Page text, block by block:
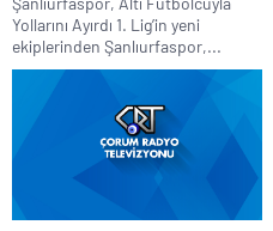
Yollarını Ayırdı 1. Lig’in yeni
ekiplerinden Şanlıurfaspor,...